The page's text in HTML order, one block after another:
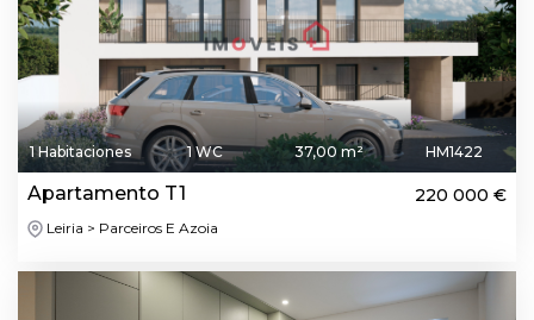
1 Habitaciones 1 WC 37,00 m² HM1422
Apartamento T1 220 000 €
Leiria > Parceiros E Azoia